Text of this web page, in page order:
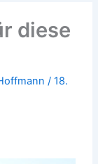
diese
/18.